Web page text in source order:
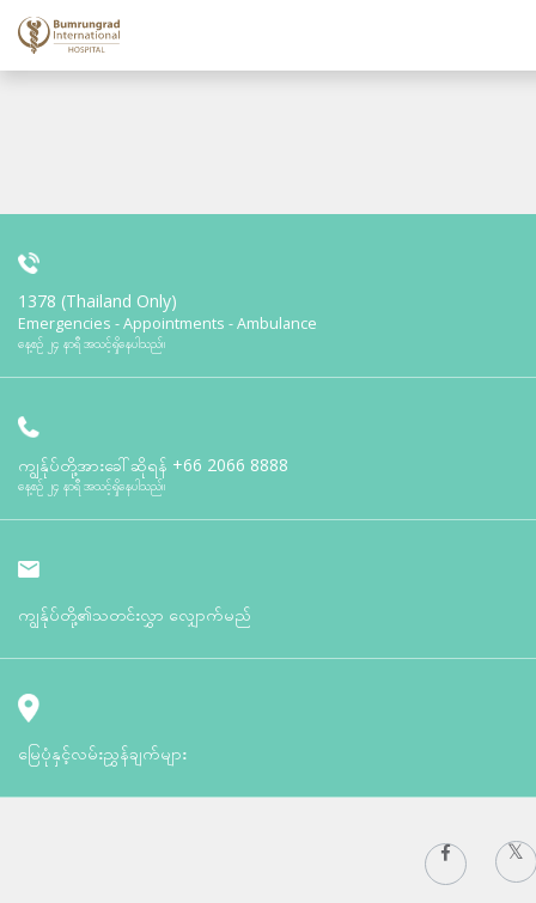
1378 (Thailand Only)
Emergencies - Appointments - Ambulance
နေ့စဉ် ၂၄ နာရီ အသင့်ရှိနေပါသည်။
ကျွန်ုပ်တို့အားခေါ်ဆိုရန် +66 2066 8888
နေ့စဉ် ၂၄ နာရီ အသင့်ရှိနေပါသည်။
ကျွန်ုပ်တို့၏သတင်းလွှာ လျှောက်မည်
မြေပုံနှင့်လမ်းညွှန်ချက်များ